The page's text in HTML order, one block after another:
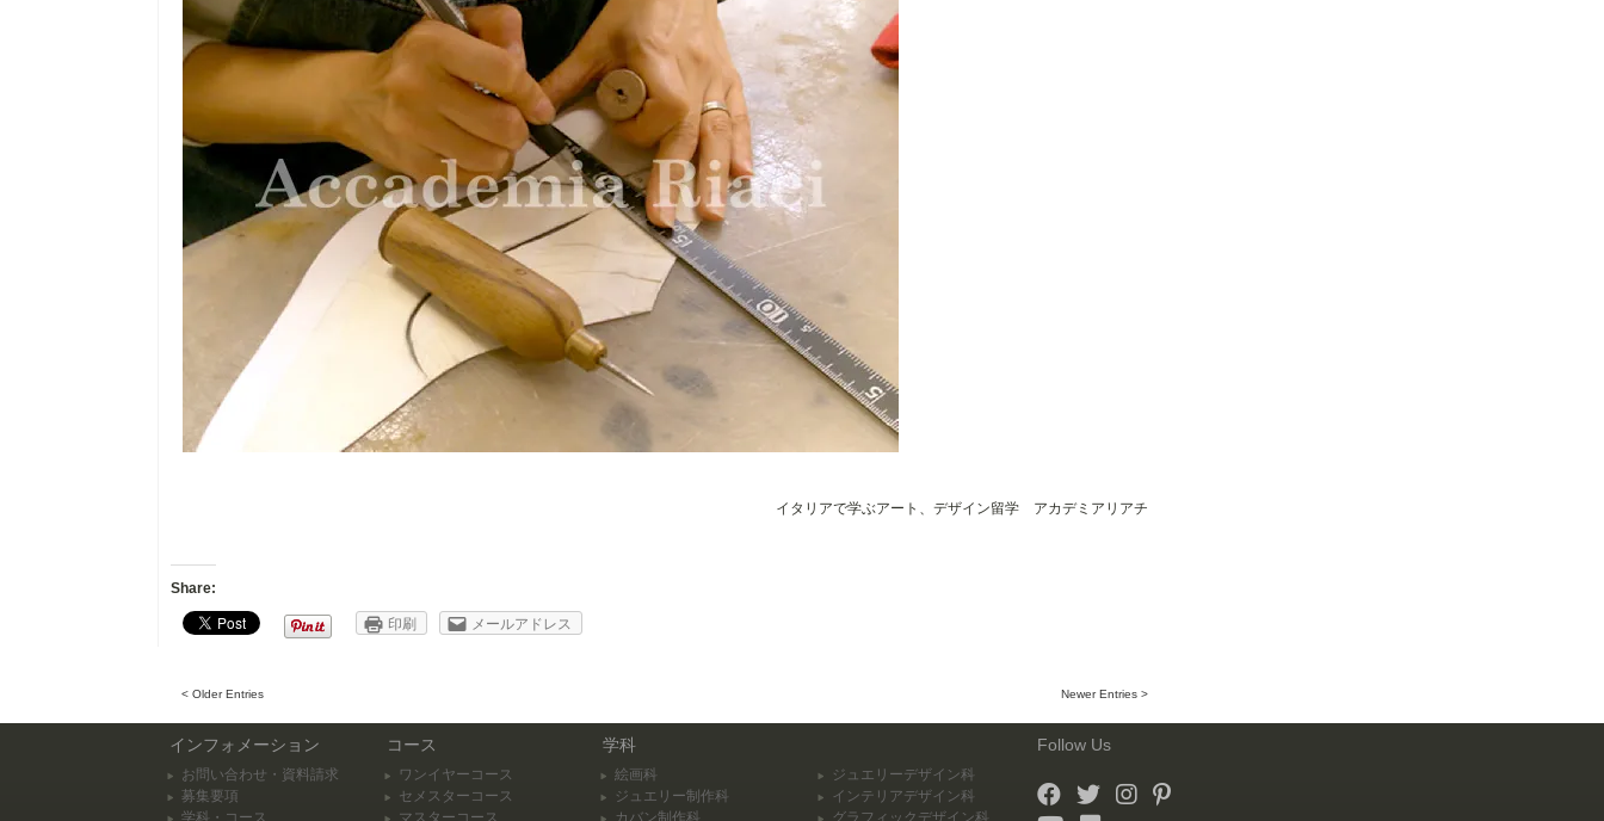
イタリアで学ぶアート、デザイン留学 アカデミアリアチ
Share:
印刷 メールアドレス
< Older Entries Newer Entries >
インフォメーション
お問い合わせ・資料請求
募集要項
学科・コース
コース
ワンイヤーコース
セメスターコース
マスターコース
学科
絵画科
ジュエリー制作科
カバン制作科
ジュエリーデザイン科
インテリアデザイン科
グラフィックデザイン科
Follow Us